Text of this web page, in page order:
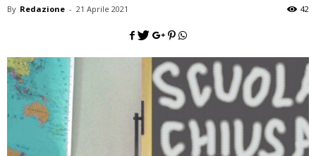
By Redazione - 21 Aprile 2021 42